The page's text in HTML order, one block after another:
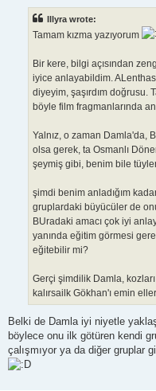
Illyra wrote:
Tamam kızma yazıyorum
Bir kere, bilgi açısından
iyice anlayabildim.
diyeyim, şaşırdım doğrusu.
böyle film fragmanlarında
Yalnız, o zaman Damla'da,
olsa gerek, ta Osmanlı
şeymiş gibi, benim bile
şimdi benim anladığım
gruplardaki büyücüler de
BUradaki amacı çok iyi
yanında eğitim görmesi
eğitebilir mi?
Gerçi şimdilik Damla,
kalırsailk Gökhan'ı emin
Belki de Damla iyi niyetle
böylece onu ilk götüren kendi
çalışmıyor ya da diğer gruplar